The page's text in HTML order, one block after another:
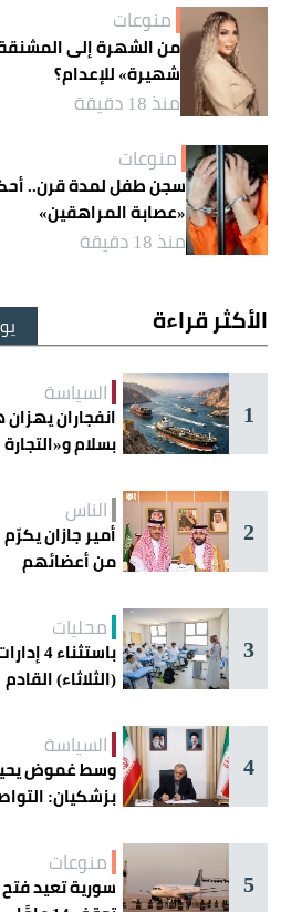
منوعات
من الشهرة إلى
شهيرة» للإعدام؟
منذ 18 دقيقة
منوعات
«عصابة المراهقين»
منذ 18 دقيقة
الأكثر قراءة
1
السياسة
انفجاران
بسلام
2
الناس
من أعضائهم
3
محليات
(الثلاثاء) القادم
4
السياسة
وسط غموض
بزشكيان:
5
منوعات
سورية تعيد فتح